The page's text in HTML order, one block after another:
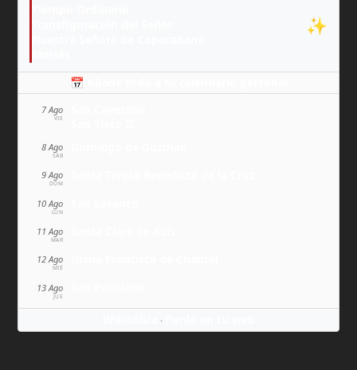
✨
📅 Añade todo a tu calendario personal
7 Ago
VIE
8 Ago
SÁB
9 Ago
DOM
10 Ago
LUN
11 Ago
MAR
12 Ago
MIÉ
13 Ago
JUE
·